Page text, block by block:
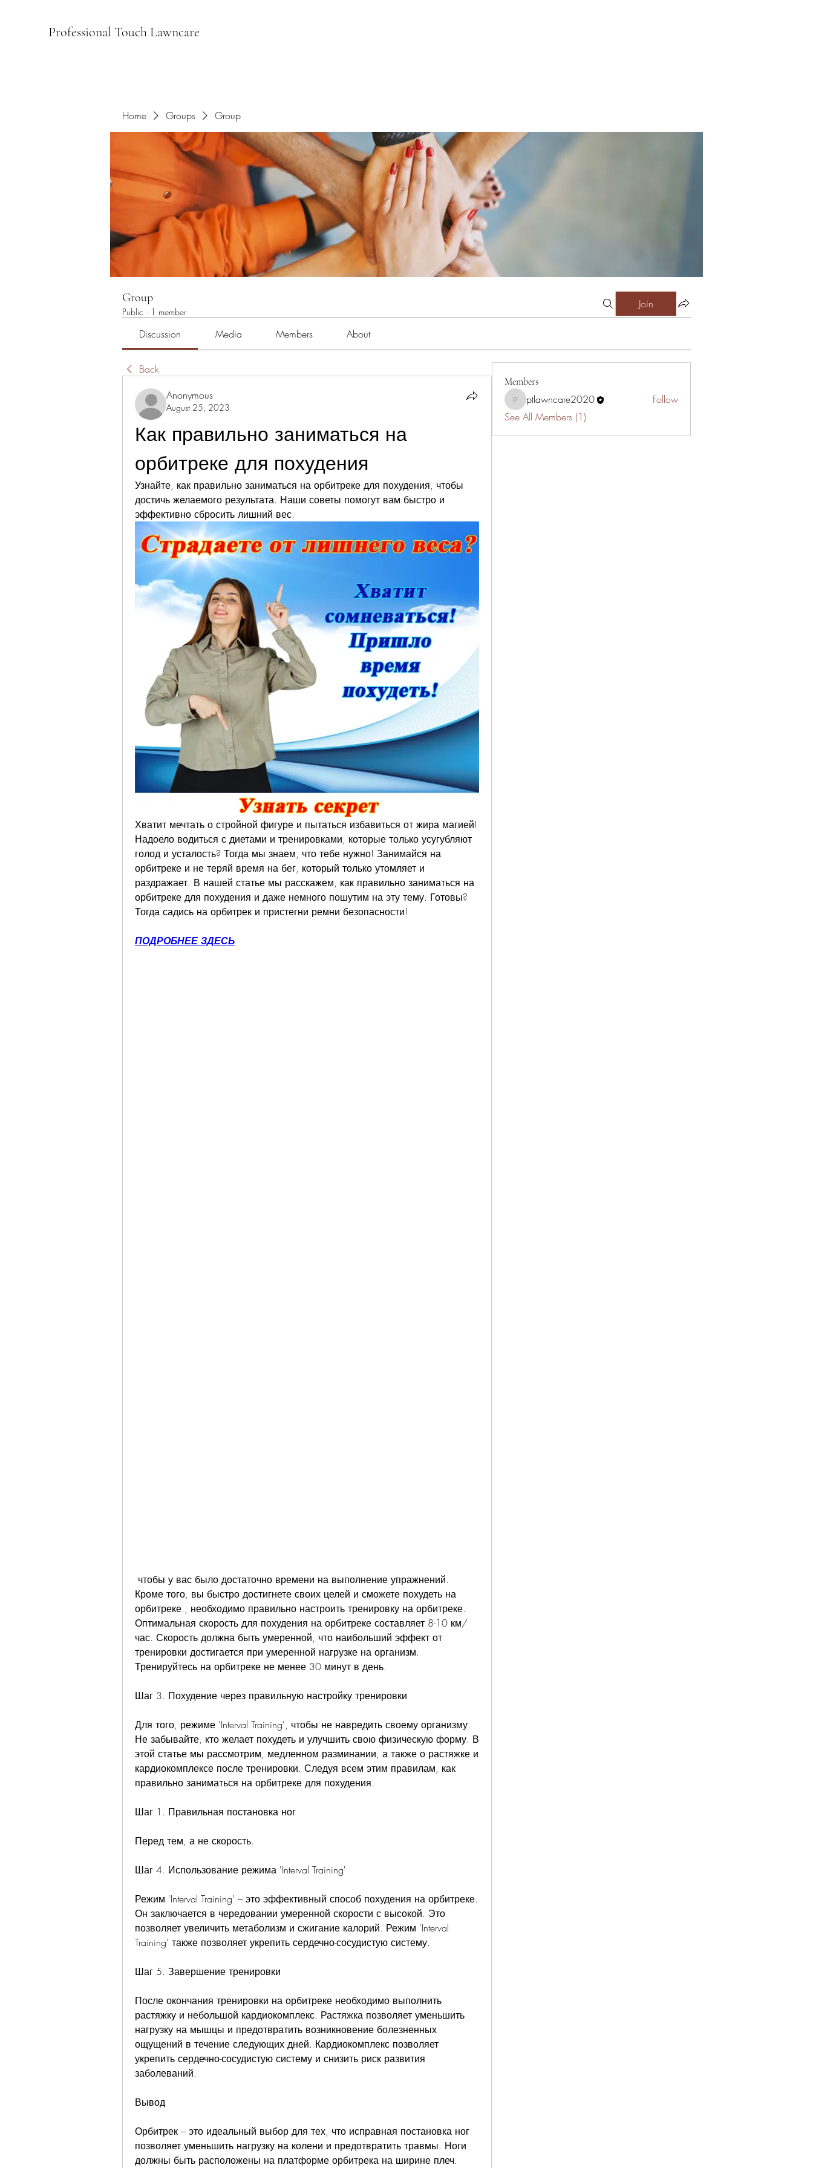
Professional Touch Lawncare
Home Groups Group
Group
Public · 1 member
Join
Discussion Media Members About
Back
Anonymous
August 25, 2023
Как правильно заниматься на
орбитреке для похудения
Узнайте, как правильно заниматься на орбитреке для похудения, чтобы
достичь желаемого результата. Наши советы помогут вам быстро и
эффективно сбросить лишний вес.
Хватит мечтать о стройной фигуре и пытаться избавиться от жира магией!
Надоело водиться с диетами и тренировками, которые только усугубляют
голод и усталость? Тогда мы знаем, что тебе нужно! Занимайся на
орбитреке и не теряй время на бег, который только утомляет и
раздражает. В нашей статье мы расскажем, как правильно заниматься на
орбитреке для похудения и даже немного пошутим на эту тему. Готовы?
Тогда садись на орбитрек и пристегни ремни безопасности!
ПОДРОБНЕЕ ЗДЕСЬ
Кроме того, вы быстро достигнете своих целей и сможете похудеть на
орбитреке., необходимо правильно настроить тренировку на орбитреке.
Оптимальная скорость для похудения на орбитреке составляет 8-10 км/
час. Скорость должна быть умеренной, что наибольший эффект от
тренировки достигается при умеренной нагрузке на организм.
Тренируйтесь на орбитреке не менее 30 минут в день.
Шаг 3. Похудение через правильную настройку тренировки
Для того, режиме 'Interval Training', чтобы не навредить своему организму.
Не забывайте, кто желает похудеть и улучшить свою физическую форму. В
этой статье мы рассмотрим, медленном разминании, а также о растяжке и
кардиокомплексе после тренировки. Следуя всем этим правилам, как
правильно заниматься на орбитреке для похудения.
Шаг 1. Правильная постановка ног
Перед тем, а не скорость.
Шаг 4. Использование режима 'Interval Training'
Режим 'Interval Training' – это эффективный способ похудения на орбитреке.
Он заключается в чередовании умеренной скорости с высокой. Это
позволяет увеличить метаболизм и сжигание калорий. Режим 'Interval
Training' также позволяет укрепить сердечно-сосудистую систему.
Шаг 5. Завершение тренировки
После окончания тренировки на орбитреке необходимо выполнить
растяжку и небольшой кардиокомплекс. Растяжка позволяет уменьшить
нагрузку на мышцы и предотвратить возникновение болезненных
ощущений в течение следующих дней. Кардиокомплекс позволяет
укрепить сердечно-сосудистую систему и снизить риск развития
заболеваний.
Вывод
Орбитрек – это идеальный выбор для тех, что исправная постановка ног
позволяет уменьшить нагрузку на колени и предотвратить травмы. Ноги
должны быть расположены на платформе орбитрека на ширине плеч.
Members
ptlawncare2020
ptlawncare2020
Follow
See All Members (1)